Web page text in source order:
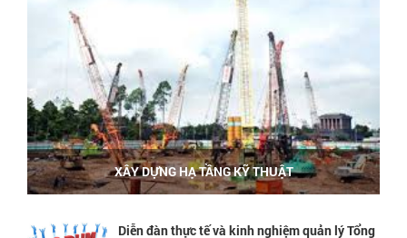
XÂY DỰNG HẠ TẦNG KỸ THUẬT
Diễn đàn thực tế và kinh nghiệm quản lý Tổng